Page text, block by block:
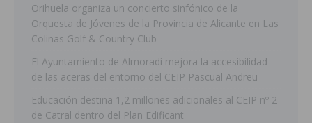
Orihuela organiza un concierto sinfónico de la
Orquesta de Jóvenes de la Provincia de Alicante en Las
Colinas Golf & Country Club
El Ayuntamiento de Almoradí mejora la accesibilidad
de las aceras del entorno del CEIP Pascual Andreu
Educación destina 1,2 millones adicionales al CEIP nº 2
de Catral dentro del Plan Edificant